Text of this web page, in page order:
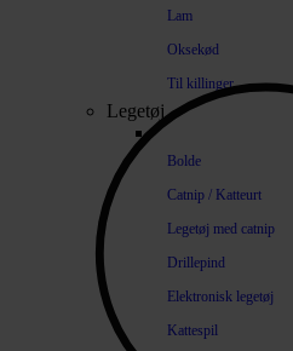
Lam
Oksekød
Til killinger
Legetøj
Bolde
Catnip / Katteurt
Legetøj med catnip
Drillepind
Elektronisk legetøj
Kattespil